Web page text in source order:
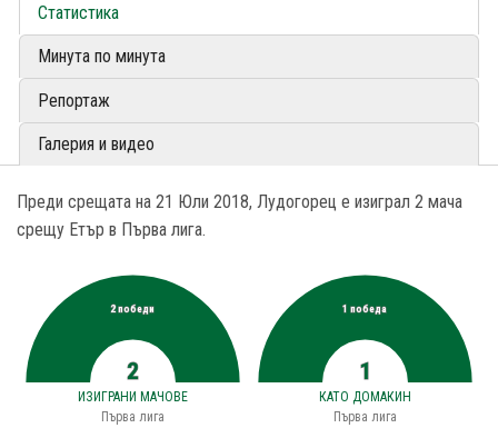
Статистика
Минута по минута
Репортаж
Галерия и видео
Преди срещата на 21 Юли 2018, Лудогорец е изиграл 2 мача
срещу Етър в Първа лига.
2 победи
2
ИЗИГРАНИ МАЧОВЕ
Първа лига
1 победа
1
КАТО ДОМАКИН
Първа лига